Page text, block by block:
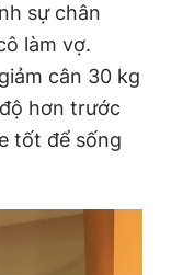
sự chân
làm vợ.
cân 30 kg
hơn trước
tốt để sống